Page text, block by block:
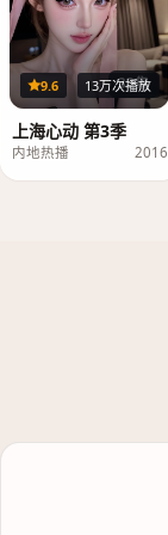
33集
9.6 13万次播放
上海心动 第3季
内地热播 2016